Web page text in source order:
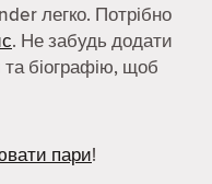
легко. Потрібно
. Не забудь додати
біографію, щоб
пари!